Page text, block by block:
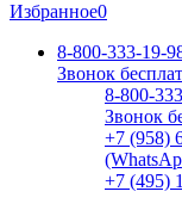
Избранное0
8-800-333-19-
Звонок
8-800-
Звонок
+7 (958)
+7 (495)